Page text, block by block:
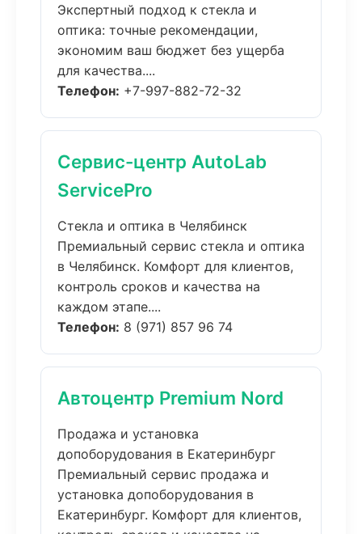
Экспертный подход к стекла и
оптика: точные рекомендации,
экономим ваш бюджет без ущерба
для качества....
Телефон: +7-997-882-72-32
Сервис-центр AutoLab
ServicePro
Стекла и оптика в Челябинск
Премиальный сервис стекла и оптика
в Челябинск. Комфорт для клиентов,
контроль сроков и качества на
каждом этапе....
Телефон: 8 (971) 857 96 74
Автоцентр Premium Nord
Продажа и установка
допоборудования в Екатеринбург
Премиальный сервис продажа и
установка допоборудования в
Екатеринбург. Комфорт для клиентов,